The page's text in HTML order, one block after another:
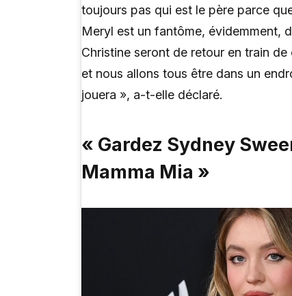
toujours pas qui est le père parce
Meryl est un fantôme, évidemment,
Christine seront de retour en train
et nous allons tous être dans un
jouera », a-t-elle déclaré.
« Gardez Sydney
Mamma Mia »